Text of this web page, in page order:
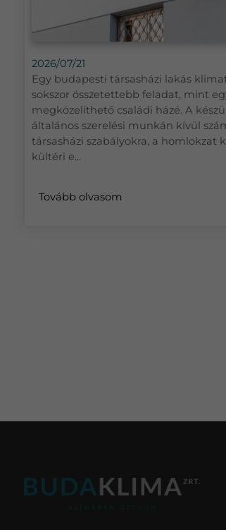
2026/07/21
Egy budapesti társasházi lakás
sokszor összetettebb feladat, mint
megközelíthető családi házé. A
általános szerelési munkán kívül
társasházi szabályokra, a homlokzat
kültéri e...
Tovább olvasom